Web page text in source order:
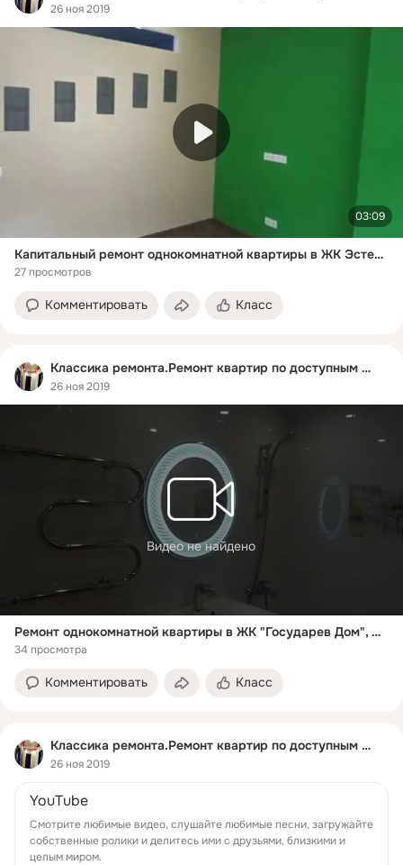
26 ноя 2019
03:09
Капитальный ремонт однокомнатной квартиры в ЖК Эстет г. Климовск ул. Серпуховская д.7
27 просмотров
Комментировать Класс
Классика ремонта.Ремонт квартир по доступным ценам
26 ноя 2019
Видео не найдено
Ремонт однокомнатной квартиры в ЖК "Государев Дом", Солнечный б-р, д.7
34 просмотра
Комментировать Класс
Классика ремонта.Ремонт квартир по доступным ценам
26 ноя 2019
YouTube
Смотрите любимые видео, слушайте любимые песни, загружайте
собственные ролики и делитесь ими с друзьями, близкими и
целым миром.